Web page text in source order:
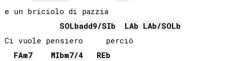
e un briciolo di pazzia
SOLbadd9/SIb LAb LAb/SOLb
Ci vuole pensiero     perciò
FAm7 MIbm7/4
REb